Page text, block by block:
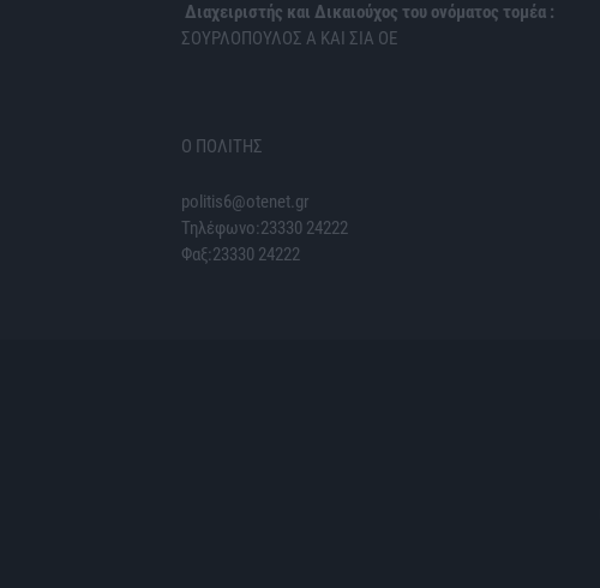
Διαχειριστής και Δικαιούχος του ονόματος τομέα :
ΣΟΥΡΛΟΠΟΥΛΟΣ Α ΚΑΙ ΣΙΑ ΟΕ
Ο ΠΟΛΙΤΗΣ
politis6@otenet.gr
Τηλέφωνο:23330 24222
Φαξ:23330 24222